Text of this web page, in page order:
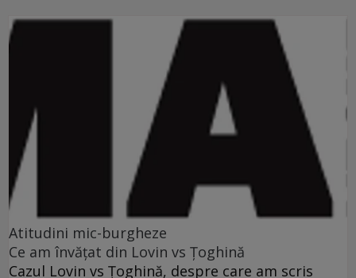
Atitudini mic-burgheze
Ce am învăţat din Lovin vs Ţoghină
Cazul Lovin vs Ţoghină, despre care am scris